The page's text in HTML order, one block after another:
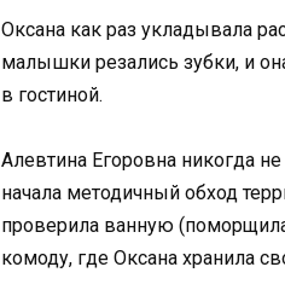
Оксана как раз укладывала
малышки резались зубки, и
в гостиной.
Алевтина Егоровна никогда
начала методичный обход
проверила ванную
комоду, где Оксана хранила